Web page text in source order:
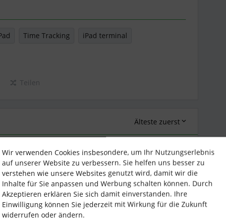
Time Tracking iPad terminal
Teilen
Älteste zuerst
ANTWORT Forum|Forum|1 year ago
Arbeitszeiten z.B. über ein Tablett erfasst werden
Ansichtsrechtenfür ihre
erfassen können. Im Gegensatz dazu können mit
Wir verwenden Cookies insbesondere, um Ihr Nutzungserlebnis
auf unserer Website zu verbessern. Sie helfen uns besser zu
verstehen wie unsere Websites genutzt wird, damit wir die
Inhalte für Sie anpassen und Werbung schalten können. Durch
Akzeptieren erklären Sie sich damit einverstanden. Ihre
Einwilligung können Sie jederzeit mit Wirkung für die Zukunft
widerrufen oder ändern.